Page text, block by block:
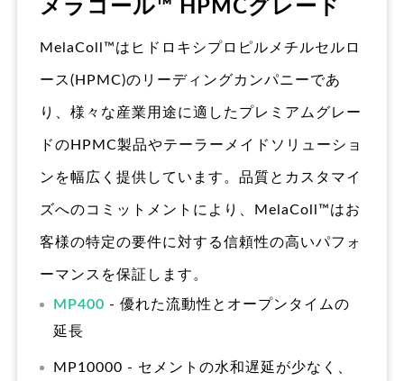
メラコール™ HPMCグレード
MelaColl™はヒドロキシプロピルメチルセルロ
ース(HPMC)のリーディングカンパニーであ
り、様々な産業用途に適したプレミアムグレー
ドのHPMC製品やテーラーメイドソリューショ
ンを幅広く提供しています。品質とカスタマイ
ズへのコミットメントにより、MelaColl™はお
客様の特定の要件に対する信頼性の高いパフォ
ーマンスを保証します。
MP400 - 優れた流動性とオープンタイムの
延長
MP10000 - セメントの水和遅延が少なく、